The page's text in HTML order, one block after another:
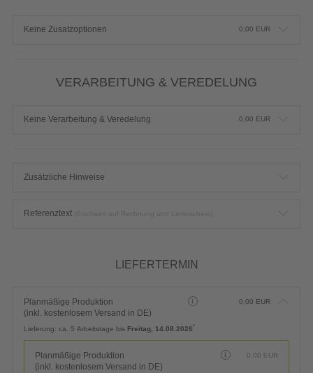
Keine Zusatzoptionen 0,00 EUR
VERARBEITUNG & VEREDELUNG
Keine Verarbeitung & Veredelung 0,00 EUR
Zusätzliche Hinweise
Referenztext
LIEFERTERMIN
Planmäßige Produktion
(inkl. kostenlosem Versand in DE)
0,00 EUR
Lieferung: ca. 5 Arbeitstage bis Freitag, 14.08.2026*
Planmäßige Produktion
(inkl. kostenlosem Versand in DE)
0,00 EUR